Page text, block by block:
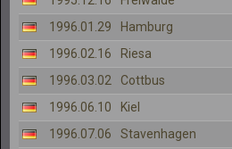
1996.01.29
Hamburg
1996.02.16
Riesa
1996.03.02
Cottbus
1996.06.10
Kiel
1996.07.06
Stavenhagen